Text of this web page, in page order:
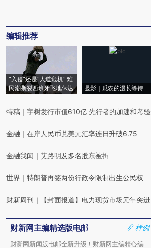
编辑推荐
“入侵”还是“人道危机” 难
民潮撕裂西班牙飞地休达
显影｜瓜农的漫长等待
特稿 ｜ 宇树发行市值610亿 先行者的加速和考验
金融 ｜ 在岸人民币兑美元汇率连日升破6.75
金融我闻 ｜ 艾路明及多名股东被拘
世界 ｜ 特朗普再签两份行政令限制出生公民权
财新周刊 ｜ 【封面报道】电力现货市场元年突进
财新网主编精选版电邮
样例
财新网新闻版电邮全新升级！财新网主编精心编